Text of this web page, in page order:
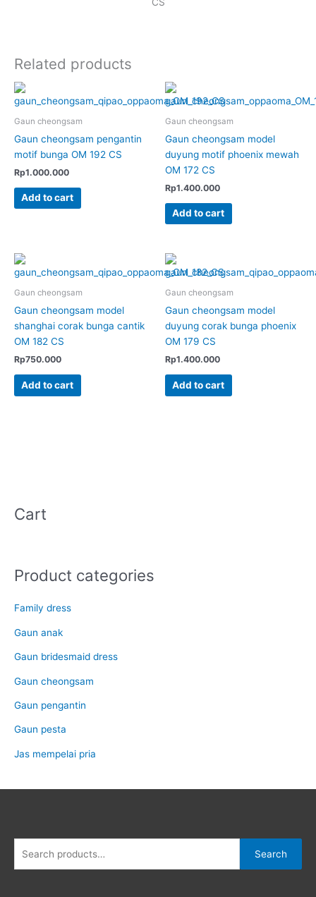
Related products
Gaun cheongsam
Gaun cheongsam pengantin
motif bunga OM 192 CS
Rp1.000.000
Add to cart
Gaun cheongsam
Gaun cheongsam model
duyung motif phoenix mewah
OM 172 CS
Rp1.400.000
Add to cart
Gaun cheongsam
Gaun cheongsam model
shanghai corak bunga cantik
OM 182 CS
Rp750.000
Add to cart
Gaun cheongsam
Gaun cheongsam model
duyung corak bunga phoenix
OM 179 CS
Rp1.400.000
Add to cart
Cart
Product categories
Family dress
Gaun anak
Gaun bridesmaid dress
Gaun cheongsam
Gaun pengantin
Gaun pesta
Jas mempelai pria
for:
Search